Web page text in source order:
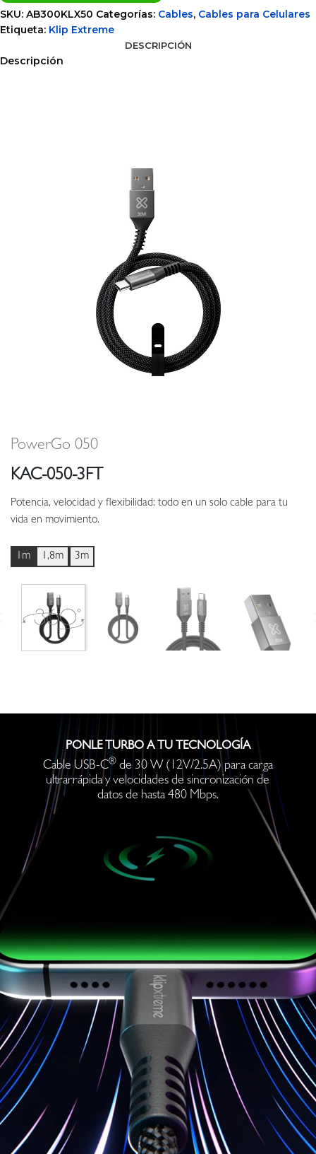
SKU: AB300KLX50 Categorías: Cables, Cables para Celulares
Etiqueta: Klip Extreme
DESCRIPCIÓN
Descripción